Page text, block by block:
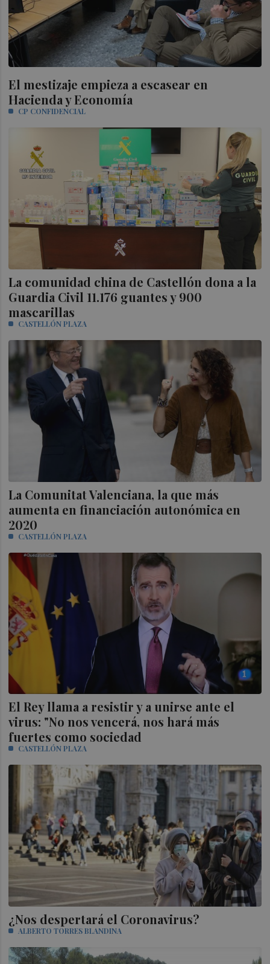
El mestizaje empieza a escasear en
Hacienda y Economía
CP CONFIDENCIAL
La comunidad china de Castellón dona a la
Guardia Civil 11.176 guantes y 900
mascarillas
CASTELLÓN PLAZA
La Comunitat Valenciana, la que más
aumenta en financiación autonómica en
2020
CASTELLÓN PLAZA
El Rey llama a resistir y a unirse ante el
virus: "No nos vencerá, nos hará más
fuertes como sociedad
CASTELLÓN PLAZA
¿Nos despertará el Coronavirus?
ALBERTO TORRES BLANDINA